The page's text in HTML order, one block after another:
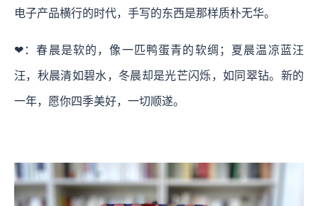
电子产品横行的时代，手写的东西是那样质朴无华。
❤：春晨是软的，像一匹鸭蛋青的软绸；夏晨温凉蓝汪
汪，秋晨清如碧水，冬晨却是光芒闪烁，如同翠钻。新的
一年，愿你四季美好，一切顺遂。